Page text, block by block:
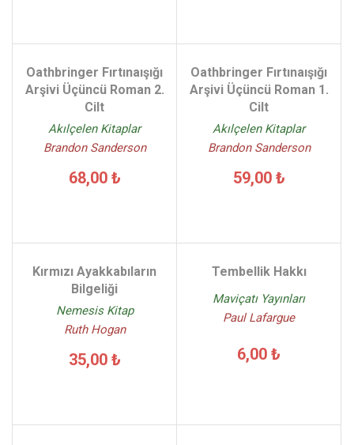
Oathbringer Fırtınaışığı
Arşivi Üçüncü Roman 2.
Cilt
Akılçelen Kitaplar
Brandon Sanderson
68,00 ₺
Oathbringer Fırtınaışığı
Arşivi Üçüncü Roman 1.
Cilt
Akılçelen Kitaplar
Brandon Sanderson
59,00 ₺
Kırmızı Ayakkabıların
Bilgeliği
Nemesis Kitap
Ruth Hogan
35,00 ₺
Tembellik Hakkı
Maviçatı Yayınları
Paul Lafargue
6,00 ₺